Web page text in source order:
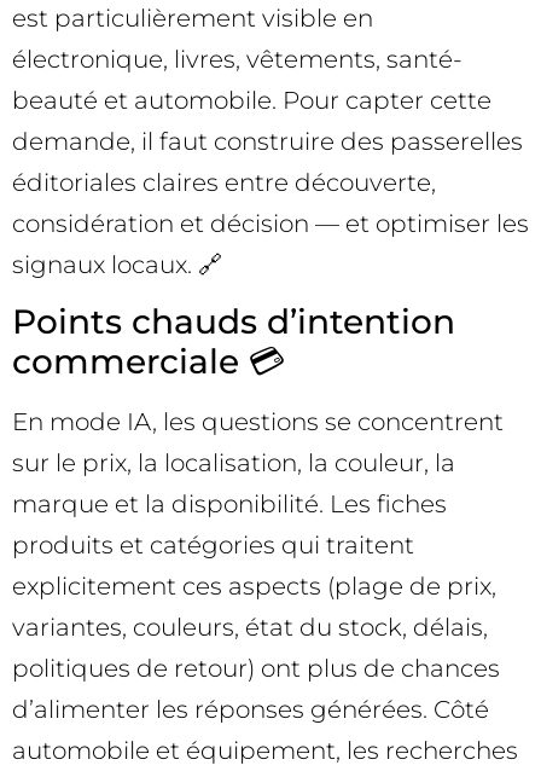
est particulièrement visible en
électronique, livres, vêtements, santé-
beauté et automobile. Pour capter cette
demande, il faut construire des passerelles
éditoriales claires entre découverte,
considération et décision — et optimiser les
signaux locaux. 🔗
Points chauds d’intention
commerciale 💳
En mode IA, les questions se concentrent
sur le prix, la localisation, la couleur, la
marque et la disponibilité. Les fiches
produits et catégories qui traitent
explicitement ces aspects (plage de prix,
variantes, couleurs, état du stock, délais,
politiques de retour) ont plus de chances
d’alimenter les réponses générées. Côté
automobile et équipement, les recherches